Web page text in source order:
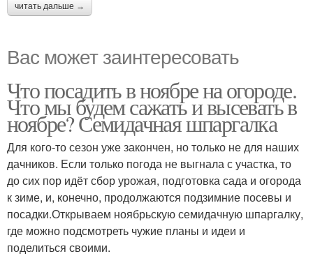
читать дальше →
Вас может заинтересовать
Что посадить в ноябре на огороде.
Что мы будем сажать и высевать в
ноябре? Семидачная шпаргалка
Для кого-то сезон уже закончен, но только не для наших
дачников. Если только погода не выгнала с участка, то
до сих пор идёт сбор урожая, подготовка сада и огорода
к зиме, и, конечно, продолжаются подзимние посевы и
посадки.Открываем ноябрьскую семидачную шпаргалку,
где можно подсмотреть чужие планы и идеи и
поделиться своими.